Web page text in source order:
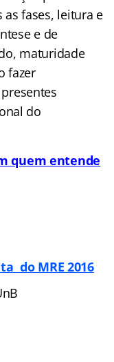
fases, leitura e
e de
maturidade
fazer
do
quem entende
do MRE 2016